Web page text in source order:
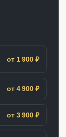
от 1 900 ₽
от 4 900 ₽
от 3 900 ₽